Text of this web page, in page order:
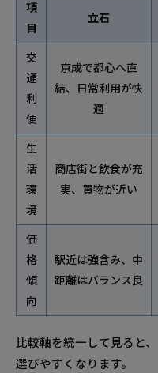
項
目
立石
交
通
利
便
京成で都心へ直
結、日常利用が快
適
生
活
環
境
商店街と飲食が充
実、買物が近い
価
格
傾
向
駅近は強含み、中
距離はバランス良
比較軸を統一して見ると、
選びやすくなります。